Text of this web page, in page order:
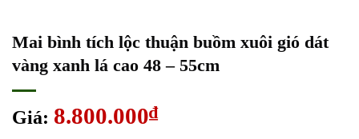
Mai bình tích lộc thuận buồm xuôi gió dát
vàng xanh lá cao 48 – 55cm
Giá: 8.800.000₫